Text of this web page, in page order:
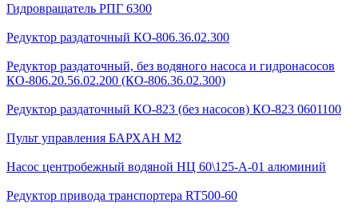
Гидровращатель РПГ 6300
Редуктор раздаточный КО-806.36.02.300
Редуктор раздаточный, без водяного насоса и гидронасосов
КО-806.20.56.02.200 (КО-806.36.02.300)
Редуктор раздаточный КО-823 (без насосов) КО-823 0601100
Пульт управления БАРХАН М2
Насос центробежный водяной НЦ 60\125-А-01 алюминий
Редуктор привода транспортера RT500-60